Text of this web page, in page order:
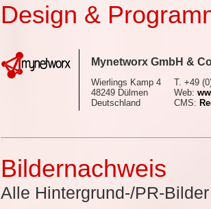
Design &
Mynetworx GmbH &
Wierlings Kamp 4
48249 Dülmen
Deutschland
T. +49
Web:
CMS:
Bildernachweis
Alle Hintergrund-/PR-